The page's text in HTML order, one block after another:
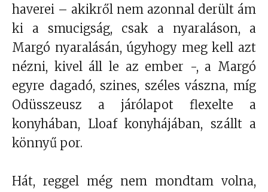
haverei – akikről nem azonnal derült ám
ki a smucigság, csak a nyaraláson, a
Margó nyaralásán, úgyhogy meg kell azt
nézni, kivel áll le az ember -, a Margó
egyre dagadó, szines, széles vászna, míg
Odüsszeusz a járólapot flexelte a
konyhában, Lloaf konyhájában, szállt a
könnyű por.
Hát, reggel még nem mondtam volna,